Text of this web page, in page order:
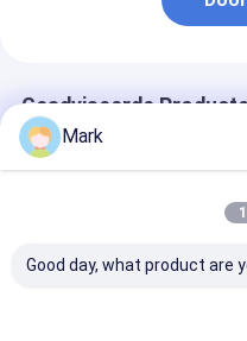
Geadviseerde
Mark
Good day, what product are